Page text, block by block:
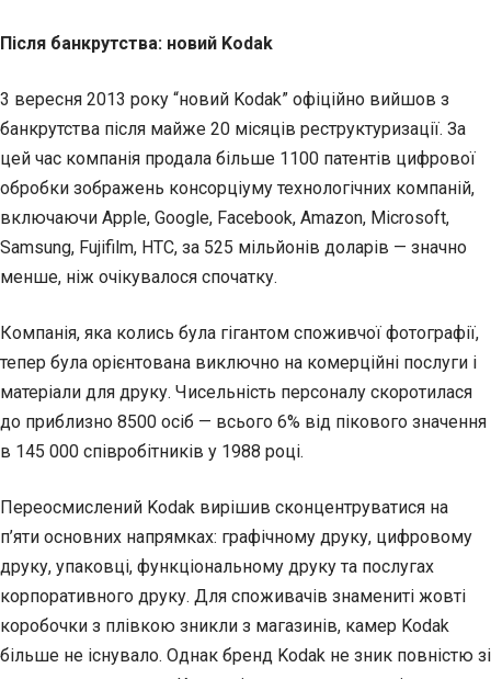
Після банкрутства: новий Kodak
3 вересня 2013 року “новий Kodak” офіційно вийшов з
банкрутства після майже 20 місяців реструктуризації. За
цей час компанія продала більше 1100 патентів цифрової
обробки зображень консорціуму технологічних компаній,
включаючи Apple, Google, Facebook, Amazon, Microsoft,
Samsung, Fujifilm, HTC, за 525 мільйонів доларів — значно
менше, ніж очікувалося спочатку.
Компанія, яка колись була гігантом споживчої фотографії,
тепер була орієнтована виключно на комерційні послуги і
матеріали для друку. Чисельність персоналу скоротилася
до приблизно 8500 осіб — всього 6% від пікового значення
в 145 000 співробітників у 1988 році.
Переосмислений Kodak вирішив сконцентруватися на
п’яти основних напрямках: графічному друку, цифровому
друку, упаковці, функціональному друку та послугах
корпоративного друку. Для споживачів знамениті жовті
коробочки з плівкою зникли з магазинів, камер Kodak
більше не існувало. Однак бренд Kodak не зник повністю зі